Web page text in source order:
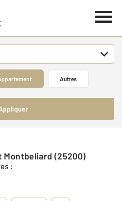
Autres
Montbeliard (25200)
: